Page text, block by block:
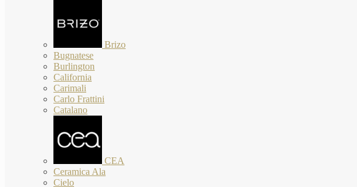
Brizo
Bugnatese
Burlington
California
Carimali
Carlo Frattini
Catalano
CEA
Ceramica Ala
Cielo